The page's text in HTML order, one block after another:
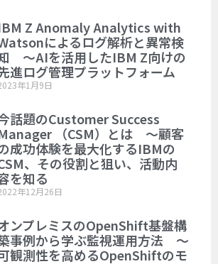
Z Anomaly Analytics with
によるログ解析と異常検
～AIを活用したIBM Z向けの
進ログ管理プラットフォーム
年1月9日
話題のCustomer Success
（CSM）とは ～顧客
成功体験を最大化するIBMの
、その役割と狙い、活動内
を知る
年12月26日
ンプレミスのOpenShift基盤構
事例から学ぶ監視運用方法 ～
観測性を高めるOpenShiftのモ